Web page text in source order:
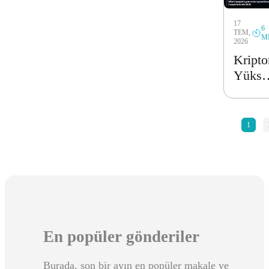
Tam
17
TEM,
2026
6
Neler
1
En popüler gönderiler
Burada, son bir ayın en popüler makale ve